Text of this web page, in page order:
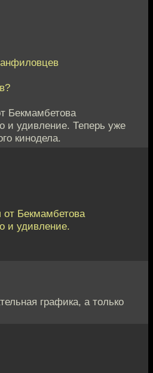
Бекмамбетова
и удивление. Теперь уже
кинодела.
Бекмамбетова
и удивление.
графика, а только